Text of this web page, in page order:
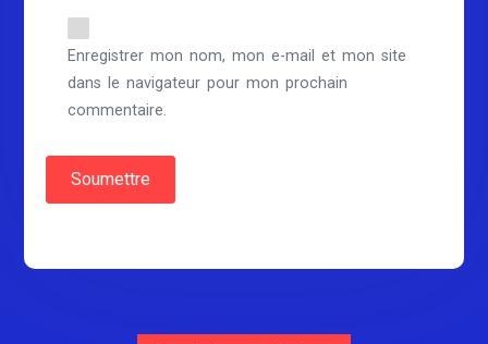
Enregistrer mon nom, mon e-mail et mon site
dans le navigateur pour mon prochain
commentaire.